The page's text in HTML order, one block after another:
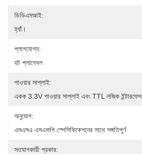
ডিডিএমআই:
হ্যাঁ।
প্লাগযোগ্য:
হট প্লাগেবল
পাওয়ার সাপ্লাই:
একক 3.3V পাওয়ার সাপ্লাই এবং TTL লজিক ইন্টারফেস
অনুযোগ:
এমএসএ এসএফপি স্পেসিফিকেশনের সাথে সঙ্গতিপূর্ণ
সংযোগকারী প্রকার: